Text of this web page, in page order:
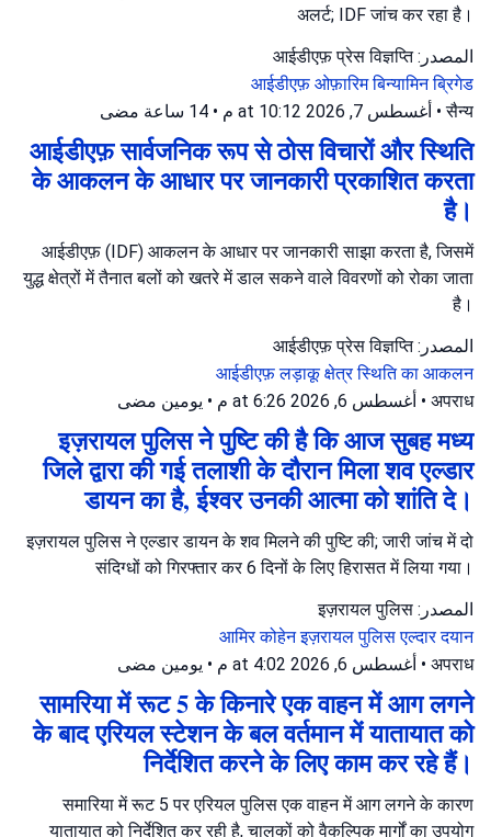
अलर्ट; IDF जांच कर रहा है।
المصدر: आईडीएफ़ प्रेस विज्ञप्ति
आईडीएफ़ ओफ़ारिमबिन्यामिन ब्रिगेड
सैन्य
• أغسطس 7, 2026 at 10:12 م • 14 ساعة مضى
आईडीएफ़ सार्वजनिक रूप से ठोस विचारों और स्थिति
के आकलन के आधार पर जानकारी प्रकाशित करता
है।
आईडीएफ़ (IDF) आकलन के आधार पर जानकारी साझा करता है, जिसमें
युद्ध क्षेत्रों में तैनात बलों को खतरे में डाल सकने वाले विवरणों को रोका जाता
है।
المصدر: आईडीएफ़ प्रेस विज्ञप्ति
आईडीएफ़लड़ाकू क्षेत्रस्थिति का आकलन
अपराध
• أغسطس 6, 2026 at 6:26 م • يومين مضى
इज़रायल पुलिस ने पुष्टि की है कि आज सुबह मध्य
जिले द्वारा की गई तलाशी के दौरान मिला शव एल्डार
डायन का है, ईश्वर उनकी आत्मा को शांति दे।
इज़रायल पुलिस ने एल्डार डायन के शव मिलने की पुष्टि की; जारी जांच में दो
संदिग्धों को गिरफ्तार कर 6 दिनों के लिए हिरासत में लिया गया।
المصدر: इज़रायल पुलिस
आमिर कोहेनइज़रायल पुलिसएल्दार दयान
अपराध
• أغسطس 6, 2026 at 4:02 م • يومين مضى
सामरिया में रूट 5 के किनारे एक वाहन में आग लगने
के बाद एरियल स्टेशन के बल वर्तमान में यातायात को
निर्देशित करने के लिए काम कर रहे हैं।
समारिया में रूट 5 पर एरियल पुलिस एक वाहन में आग लगने के कारण
यातायात को निर्देशित कर रही है, चालकों को वैकल्पिक मार्गों का उपयोग